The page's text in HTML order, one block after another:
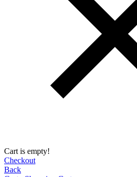
Cart is empty!
Checkout
Back